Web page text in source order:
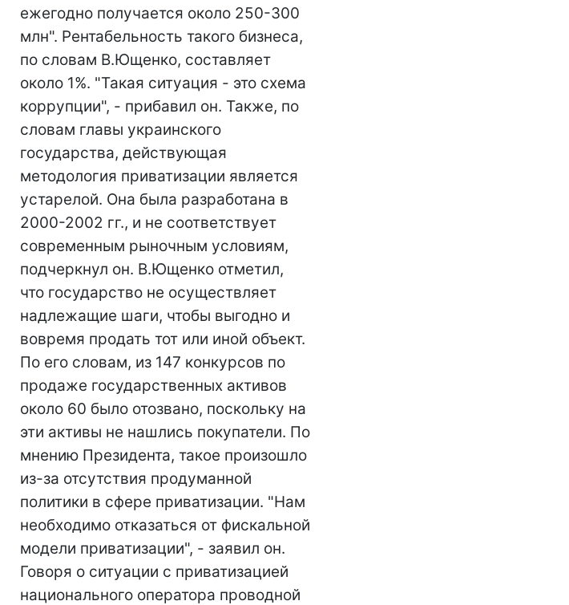
ежегодно получается около 250-300
млн". Рентабельность такого бизнеса,
по словам В.Ющенко, составляет
около 1%. "Такая ситуация - это схема
коррупции", - прибавил он. Также, по
словам главы украинского
государства, действующая
методология приватизации является
устарелой. Она была разработана в
2000-2002 гг., и не соответствует
современным рыночным условиям,
подчеркнул он. В.Ющенко отметил,
что государство не осуществляет
надлежащие шаги, чтобы выгодно и
вовремя продать тот или иной объект.
По его словам, из 147 конкурсов по
продаже государственных активов
около 60 было отозвано, поскольку на
эти активы не нашлись покупатели. По
мнению Президента, такое произошло
из-за отсутствия продуманной
политики в сфере приватизации. "Нам
необходимо отказаться от фискальной
модели приватизации", - заявил он.
Говоря о ситуации с приватизацией
национального оператора проводной